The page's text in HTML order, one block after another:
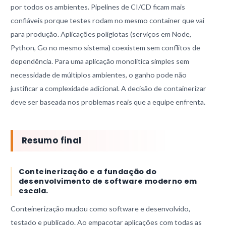
por todos os ambientes. Pipelines de CI/CD ficam mais
confiáveis porque testes rodam no mesmo container que vai
para produção. Aplicações poliglotas (serviços em Node,
Python, Go no mesmo sistema) coexistem sem conflitos de
dependência. Para uma aplicação monolítica simples sem
necessidade de múltiplos ambientes, o ganho pode não
justificar a complexidade adicional. A decisão de containerizar
deve ser baseada nos problemas reais que a equipe enfrenta.
Resumo final
Conteinerização e a fundação do
desenvolvimento de software moderno em
escala.
Conteinerização mudou como software e desenvolvido,
testado e publicado. Ao empacotar aplicações com todas as